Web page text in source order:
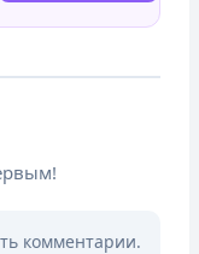
комментарии.